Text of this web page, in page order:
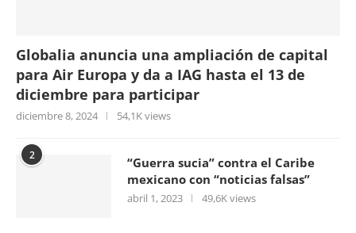
Globalia anuncia una ampliación de capital
para Air Europa y da a IAG hasta el 13 de
diciembre para participar
diciembre 8, 2024 54,1K views
2
“Guerra sucia” contra el Caribe
mexicano con “noticias falsas”
abril 1, 2023 49,6K views